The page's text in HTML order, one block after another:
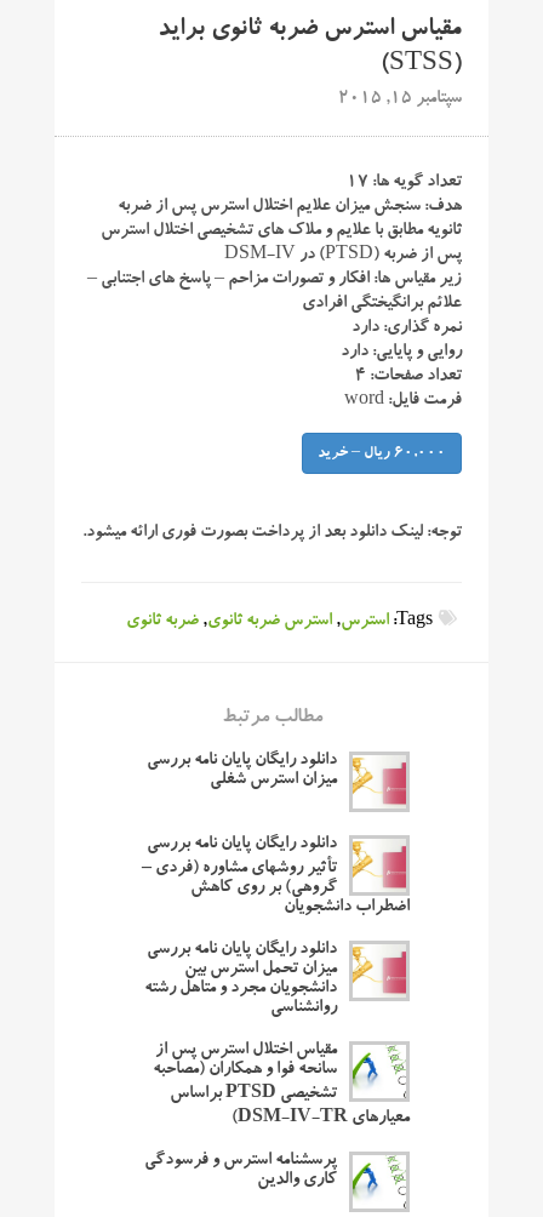
مقیاس استرس ضربه ثانوی براید
(STSS)
سپتامبر 15, 2015
تعداد گویه ها: ۱۷
هدف: سنجش میزان علایم اختلال استرس پس از ضربه
ثانویه مطابق با علایم و ملاک های تشخیصی اختلال استرس
پس از ضربه (PTSD) در DSM-IV
زیر مقیاس ها: افکار و تصورات مزاحم – پاسخ های اجتنابی –
علائم برانگیختگی افرادی
نمره گذاری: دارد
روایی و پایایی: دارد
تعداد صفحات: ۴
فرمت فایل: word
60,000 ریال – خرید
توجه: لینک دانلود بعد از پرداخت بصورت فوری ارائه میشود.
Tags: استرس,استرس ضربه ثانوی,ضربه ثانوی
مطالب مرتبط
دانلود رایگان پایان نامه بررسی
میزان استرس شغلی
دانلود رایگان پایان نامه بررسی
تأثیر روشهای مشاوره (فردی –
گروهی) بر روی کاهش
اضطراب دانشجویان
دانلود رایگان پایان نامه بررسی
میزان تحمل استرس بین
دانشجویان مجرد و متاهل رشته
روانشناسی
مقیاس اختلال استرس پس از
سانحه فوا و همکاران (مصاحبه
تشخیصی PTSD براساس
معیارهای DSM-IV-TR)
پرسشنامه استرس و فرسودگی
کاری والدین